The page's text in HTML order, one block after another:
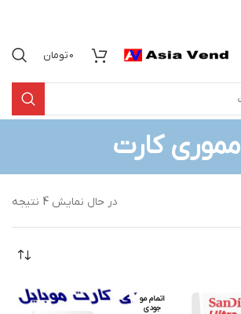
0تومان
مموری کارت
در حال نمایش 4 نتیجه
اتمام مو
جودی